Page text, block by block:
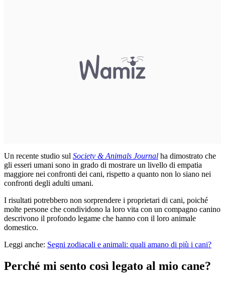
Un recente studio sul Society & Animals Journal ha dimostrato che
gli esseri umani sono in grado di mostrare un livello di empatia
maggiore nei confronti dei cani, rispetto a quanto non lo siano nei
confronti degli adulti umani.
I risultati potrebbero non sorprendere i proprietari di cani, poiché
molte persone che condividono la loro vita con un compagno canino
descrivono il profondo legame che hanno con il loro animale
domestico.
Leggi anche: Segni zodiacali e animali: quali amano di più i cani?
Perché mi sento così legato al mio cane?